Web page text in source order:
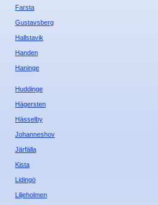
Nyheter - linser
Farsta
Gustavsberg
Hallstavik
Handen
Haninge
Huddinge
Hägersten
Hässelby
Johanneshov
Järfälla
Kista
Lidingö
Liljeholmen